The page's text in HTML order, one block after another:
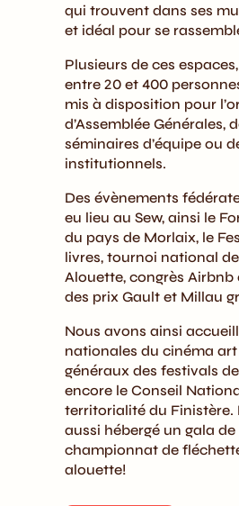
qui trouvent dans ses
et idéal pour se
Plusieurs de ces
entre 20 et 400
mis à disposition pour
d’Assemblée Générales,
séminaires d’équipe ou
institutionnels.
Des évènements
eu lieu au Sew, ainsi le
du pays de Morlaix, le
livres, tournoi national
Alouette, congrès Airbnb
des prix Gault et Millau
Nous avons ainsi
nationales du cinéma art
généraux des festivals
encore le Conseil
territorialité du Finistère.
aussi hébergé un gala de
championnat de
alouette!